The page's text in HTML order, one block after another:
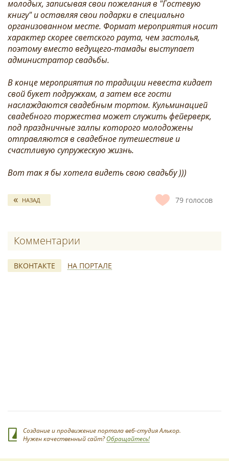
молодых, записывая свои пожелания в "Гостевую
книгу" и оставляя свои подарки в специально
организованном месте. Формат мероприятия носит
характер скорее светского раута, чем застолья,
поэтому вместо ведущего-тамады выступает
администратор свадьбы.
В конце мероприятия по традиции невеста кидает
свой букет подружкам, а затем все гости
наслаждаются свадебным тортом. Кульминацией
свадебного торжества может служить фейерверк,
под праздничные залпы которого молодожены
отправляются в свадебное путешествие и
счастливую супружескую жизнь.
Вот так я бы хотела видеть свою свадьбу )))
79 голосов
НАЗАД
Комментарии
ВКОНТАКТЕ НА ПОРТАЛЕ
Создание и продвижение портала веб-студия Алькор.
Нужен качественный сайт?Обращайтесь!